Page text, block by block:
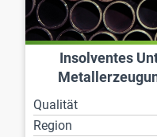
Insolventes
Qualität
Region